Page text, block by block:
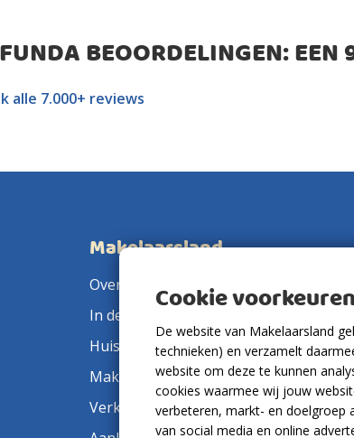
BEOORDELINGEN: EEN
alle 7.000+ reviews
Makelaarsland
Over ons
In de pers
Huis verkopen
Makelaar in de buurt
Verkoopmakelaar
Cookie voorkeuren
De website van Makelaarsland
technieken) en verzamelt
website om deze te kunnen
cookies waarmee wij jouw
verbeteren, markt- en doelgroep
van social media en online